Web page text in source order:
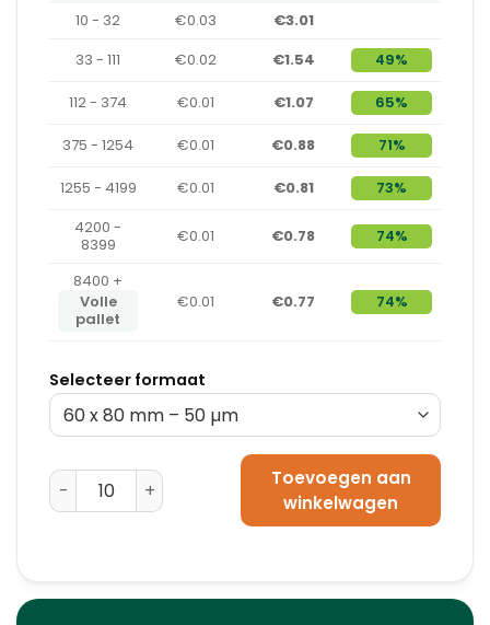
10 - 32 €0.03
€3.01
33 - 111
€0.02 €1.54 49%
112 - 374 €0.01 €1.07 65%
375 - 1254 €0.01 €0.88 71%
1255 - 4199 €0.01 €0.81
73%
4200 -
8399
€0.01 €0.78 74%
8400 +
Volle
pallet
€0.01 €0.77 74%
Selecteer formaat
Plastic Zakken (PE) 60 x 80 mm - 50 µm aantal
Toevoegen aan
winkelwagen